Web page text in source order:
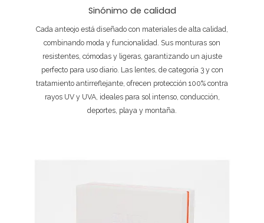
Sinónimo de calidad
Cada anteojo está diseñado con materiales de alta calidad,
combinando moda y funcionalidad. Sus monturas son
resistentes, cómodas y ligeras, garantizando un ajuste
perfecto para uso diario. Las lentes, de categoría 3 y con
tratamiento antirreflejante, ofrecen protección 100% contra
rayos UV y UVA, ideales para sol intenso, conducción,
deportes, playa y montaña.